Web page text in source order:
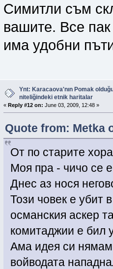
Симитли съм
вашите. Все
има удобни
Ynt: Karacaova'nın Pomak
niteliğindeki etnik haritalar
« Reply #12 on: June 03, 2009, 12:48 »
Quote from: Metka
От по старите
Моя пра - чичо се
Днес аз нося
Този човек е убит
османския аскер
комитаджии е бил
Ама идея си нямам
войводата